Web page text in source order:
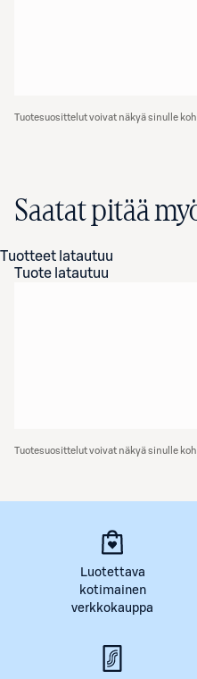
Tuotesuosittelut voivat näkyä sinulle
Saatat pitää
Tuotteet latautuu
Tuote latautuu
Tuotesuosittelut voivat näkyä sinulle
Luotettava
kotimainen
verkkokauppa